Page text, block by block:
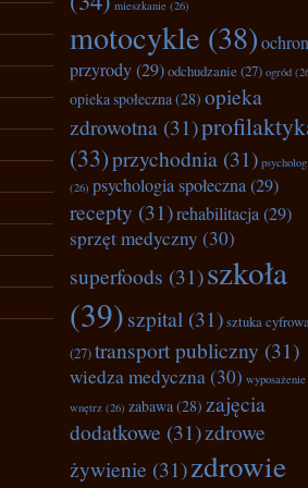
mieszkanie (26)
motocykle (38)
przyrody(29)odchudzanie (27) ogród
opieka społeczna(28) opieka
zdrowotna (31)
(33)przychodnia (31)
(26) psychologia społeczna(29)
recepty (31)rehabilitacja(29)
sprzęt medyczny (30)
superfoods (31)szkoła
(39)szpital (31)sztuka
(27)transport publiczny (31)
wiedza medyczna(30) wyposażenie
wnętrz (26) zabawa(28) zajęcia
dodatkowe (31)zdrowe
żywienie (31)zdrowie